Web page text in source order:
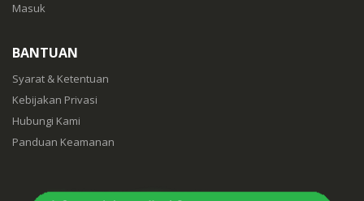
Masuk
BANTUAN
Syarat & Ketentuan
Kebijakan Privasi
Hubungi Kami
Panduan Keamanan